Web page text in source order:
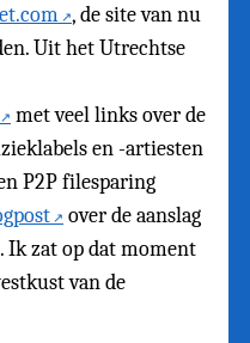
, de site van nu
Uit het Utrechtse
met veel links over de
en -artiesten
P2P filesparing
over de aanslag
Ik zat op dat moment
van de